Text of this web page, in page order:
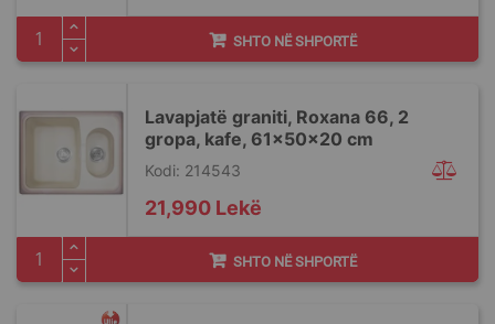
SHTO NË SHPORTË
Lavapjatë graniti, Roxana 66, 2
gropa, kafe, 61x50x20 cm
Kodi: 214543
21,990 Lekë
SHTO NË SHPORTË